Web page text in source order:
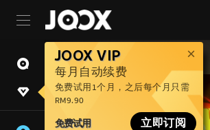
JOOX VIP
每月自动续费
免费试用1个月，之后每个月只需
RM9.90
免费试用 立即订阅